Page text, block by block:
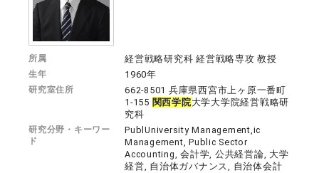
所属 経営戦略研究科 経営戦略専攻 教授
生年 1960年
研究室住所
662-8501 兵庫県西宮市上ヶ原一番町
1-155 関西学院大学大学院経営戦略研
究科
研究分野・キーワー
ド
PublUniversity Management,ic
Management, Public Sector
Accounting, 会計学, 公共経営論, 大学
経営, 自治体ガバナンス, 自治体会計